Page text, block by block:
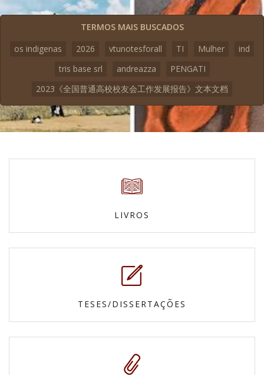
TERMOS MAIS BUSCADOS
os indigenas
2026 vtunotesforall TI Mulher
ind
tris base srl
andreazza
PENGATI
2023《全国普通高校校友会工作发展报告》文本文档
LIVROS
TESES/DISSERTAÇÕES